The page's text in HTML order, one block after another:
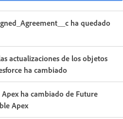
ha quedado
actualizaciones de los objetos
ha cambiado
ha cambiado de Future
Apex